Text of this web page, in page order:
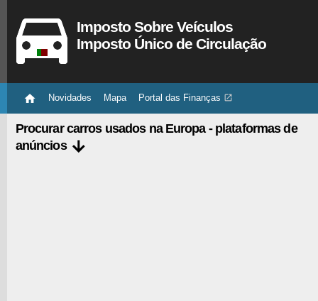
Imposto Sobre Veículos
Imposto Único de Circulação
 Novidades Mapa Portal das Finanças 
Procurar carros usados na Europa - plataformas de
anúncios 